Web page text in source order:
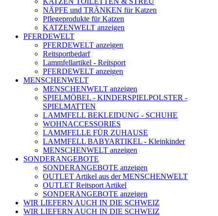
NÄPFE und TRÄNKEN für Katzen
Pflegeprodukte für Katzen
KATZENWELT anzeigen
PFERDEWELT
PFERDEWELT anzeigen
Reitsportbedarf
Lammfellartikel - Reitsport
PFERDEWELT anzeigen
MENSCHENWELT
MENSCHENWELT anzeigen
SPIELMÖBEL - KINDERSPIELPOLSTER -
SPIELMATTEN
LAMMFELL BEKLEIDUNG - SCHUHE
WOHNACCESSORIES
LAMMFELLE FÜR ZUHAUSE
LAMMFELL BABYARTIKEL - Kleinkinder
MENSCHENWELT anzeigen
SONDERANGEBOTE
SONDERANGEBOTE anzeigen
OUTLET Artikel aus der MENSCHENWELT
OUTLET Reitsport Artikel
SONDERANGEBOTE anzeigen
WIR LIEFERN AUCH IN DIE SCHWEIZ
WIR LIEFERN AUCH IN DIE SCHWEIZ